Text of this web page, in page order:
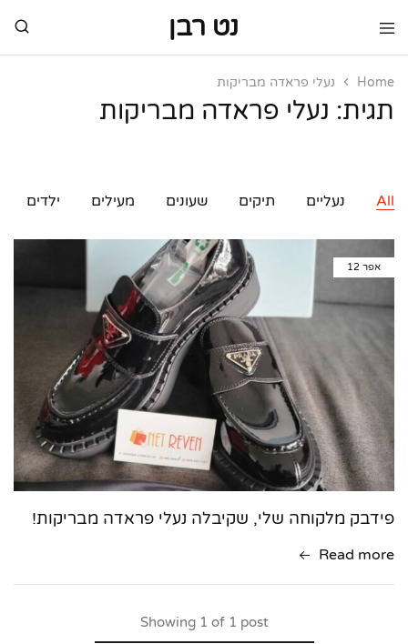
נט רבן
נט
מותגי
מותגי
Home נעלי פראדה מבריקות
תגית: נעלי פראדה מבריקות
All נעליים תיקים שעונים מעילים ילדים
אפר 12
פידבק מלקוחה שלי, שקיבלה נעלי פראדה מבריקות!
Read more
Showing1 of 1 post